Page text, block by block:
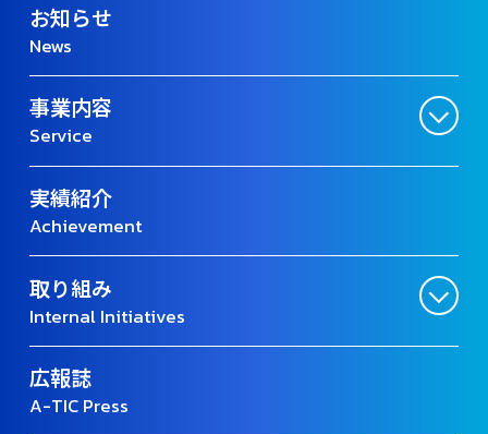
お知らせ
News
事業内容
Service
実績紹介
Achievement
取り組み
Internal Initiatives
広報誌
A-TIC Press